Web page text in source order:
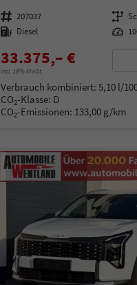
Fahrzeugnummer 207037 Getriebe
Kraftstoff Diesel Leistung
33.375,– €
incl. 19% MwSt.
Verbrauch kombiniert:5,10 l/
CO2-Klasse: D
CO2-Emissionen: 133,00 g/km